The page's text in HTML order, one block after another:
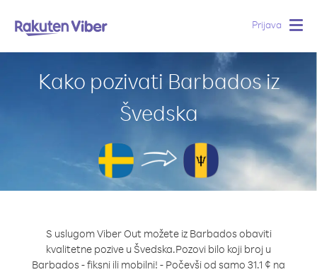
Prijava
Kako pozivati Barbados iz
Švedska
S uslugom Viber Out možete iz Barbados obaviti
kvalitetne pozive u Švedska.Pozovi bilo koji broj u
Barbados - fiksni ili mobilni! - Počevši od samo 31.1 ¢ na